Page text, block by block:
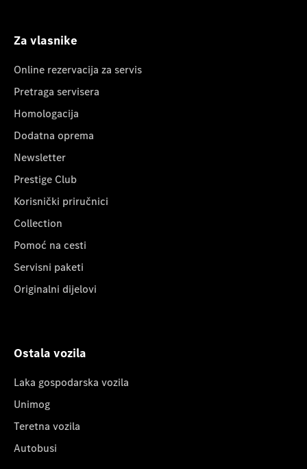
Za vlasnike
Online rezervacija za servis
Pretraga servisera
Homologacija
Dodatna oprema
Newsletter
Prestige Club
Korisnički priručnici
Collection
Pomoć na cesti
Servisni paketi
Originalni dijelovi
Ostala vozila
Laka gospodarska vozila
Unimog
Teretna vozila
Autobusi